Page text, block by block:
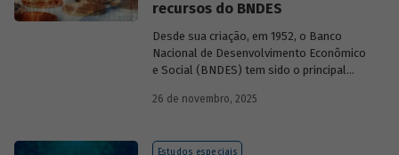
recursos do BNDES
Desde sua criação, em 1952, o Banco
Nacional de Desenvolvimento Econômico
e Social (BNDES) tem sido o principal
brasileiro, ocupando um espaço central
momentos de crise, como as de 2008 e
26 de novembro, 2025
Estudos especiais